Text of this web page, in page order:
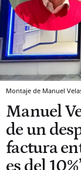
Montaje de Manuel
Manuel
de un
factura